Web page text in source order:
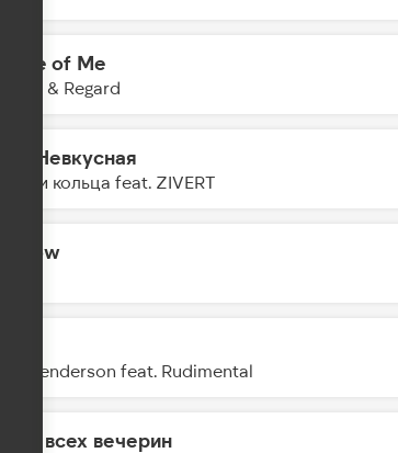
Piece of Me
Tayna & Regard
Еда Невкусная
очки и кольца feat. ZIVERT
Hollow
Ella Henderson feat. Rudimental
Гимн всех вечерин